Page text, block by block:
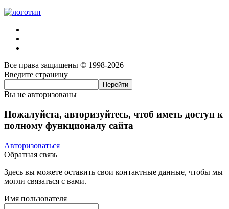
Все права защищены © 1998-2026
Введите страницу
Вы не авторизованы
Пожалуйста, авторизуйтесь, чтоб иметь доступ к
полному функционалу сайта
Авторизоваться
Обратная связь
Здесь вы можете оставить свои контактные данные, чтобы мы
могли связаться с вами.
Имя пользователя